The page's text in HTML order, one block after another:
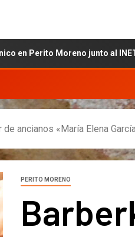
junto al INET y la
ancianos «María Elena
PERITO MORENO